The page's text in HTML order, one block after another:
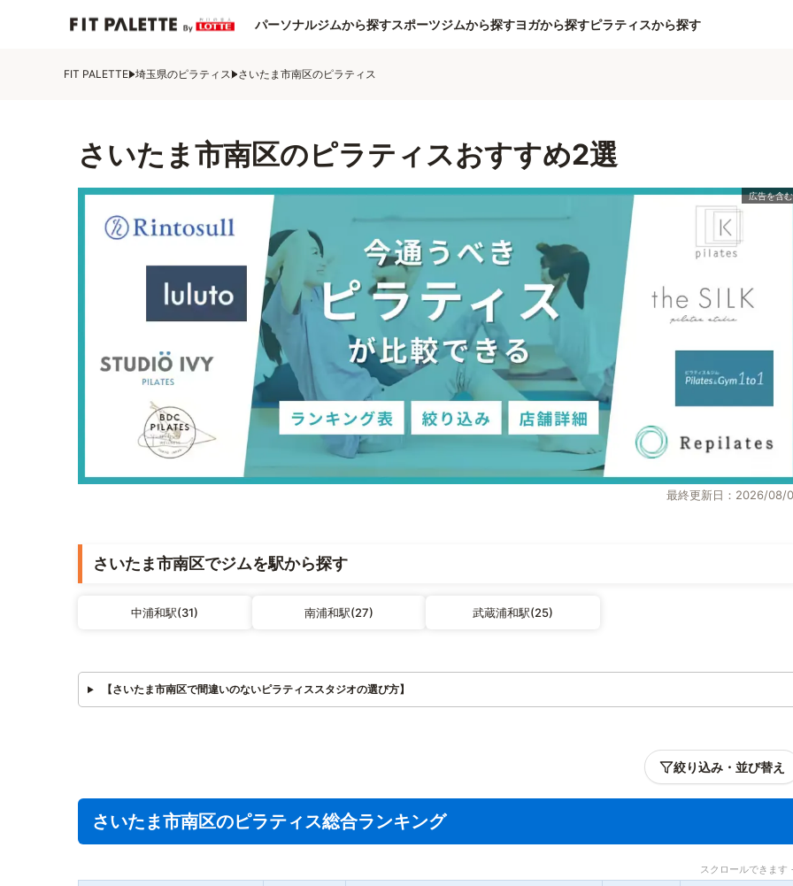
パーソナルジムから探すスポーツジムから探すヨガから探すピラティスから探す
FIT PALETTE 埼玉県のピラティス さいたま市南区のピラティス
さいたま市南区のピラティスおすすめ2選
最終更新日：2026/08/
さいたま市南区でジムを駅から探す
中浦和駅(31) 南浦和駅(27) 武蔵浦和駅(25)
【さいたま市南区で間違いのないピラティススタジオの選び方】
絞り込み・並び替え
さいたま市南区のピラティス総合ランキング
スクロールできます